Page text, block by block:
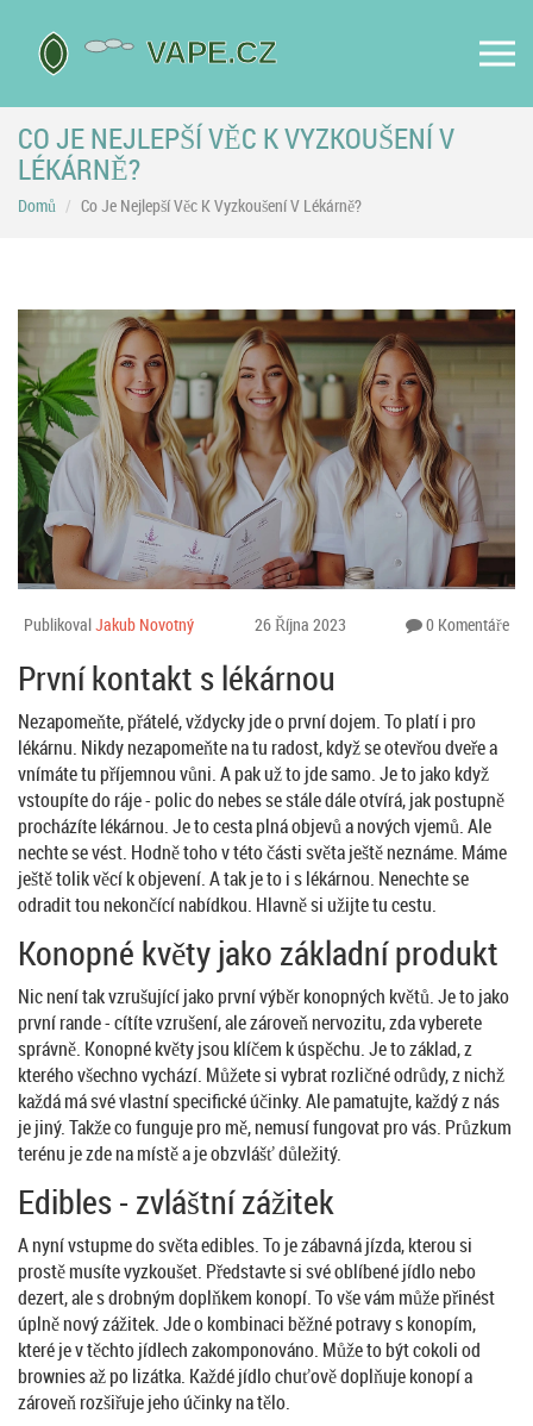
CO JE NEJLEPŠÍ VĚC K VYZKOUŠENÍ V
LÉKÁRNĚ?
Domů Co Je Nejlepší Věc K Vyzkoušení V Lékárně?
PublikovalJakub Novotný 26 Října 2023 0 Komentáře
První kontakt s lékárnou
Nezapomeňte, přátelé, vždycky jde o první dojem. To platí i pro
lékárnu. Nikdy nezapomeňte na tu radost, když se otevřou dveře a
vnímáte tu příjemnou vůni. A pak už to jde samo. Je to jako když
vstoupíte do ráje - polic do nebes se stále dále otvírá, jak postupně
procházíte lékárnou. Je to cesta plná objevů a nových vjemů. Ale
nechte se vést. Hodně toho v této části světa ještě neznáme. Máme
ještě tolik věcí k objevení. A tak je to i s lékárnou. Nenechte se
odradit tou nekončící nabídkou. Hlavně si užijte tu cestu.
Konopné květy jako základní produkt
Nic není tak vzrušující jako první výběr konopných květů. Je to jako
první rande - cítíte vzrušení, ale zároveň nervozitu, zda vyberete
správně. Konopné květy jsou klíčem k úspěchu. Je to základ, z
kterého všechno vychází. Můžete si vybrat rozličné odrůdy, z nichž
každá má své vlastní specifické účinky. Ale pamatujte, každý z nás
je jiný. Takže co funguje pro mě, nemusí fungovat pro vás. Průzkum
terénu je zde na místě a je obzvlášť důležitý.
Edibles - zvláštní zážitek
A nyní vstupme do světa edibles. To je zábavná jízda, kterou si
prostě musíte vyzkoušet. Představte si své oblíbené jídlo nebo
dezert, ale s drobným doplňkem konopí. To vše vám může přinést
úplně nový zážitek. Jde o kombinaci běžné potravy s konopím,
které je v těchto jídlech zakomponováno. Může to být cokoli od
brownies až po lizátka. Každé jídlo chuťově doplňuje konopí a
zároveň rozšiřuje jeho účinky na tělo.